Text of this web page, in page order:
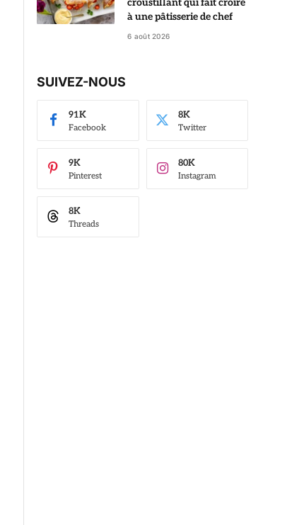
à une pâtisserie de chef
6 août 2026
SUIVEZ-NOUS
Facebook
91K
Twitter
8K
Pinterest
9K
Instagram
80K
Threads
8K